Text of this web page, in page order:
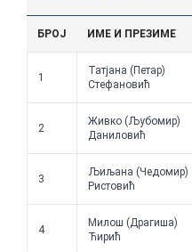
БРОЈ ИМЕ И ПРЕЗИМЕ
1
Татјана (Петар)
Стефановић
2
Живко (Љубомир)
Даниловић
3
Љиљана (Чедомир)
Ристовић
4
Милош (Драгиша)
Ћирић